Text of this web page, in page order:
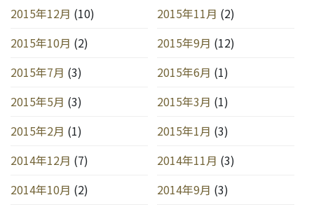
2015年12月 (10) 2015年11月 (2)
2015年10月 (2) 2015年9月 (12)
2015年7月 (3) 2015年6月 (1)
2015年5月 (3) 2015年3月 (1)
2015年2月 (1) 2015年1月 (3)
2014年12月 (7) 2014年11月 (3)
2014年10月 (2) 2014年9月 (3)